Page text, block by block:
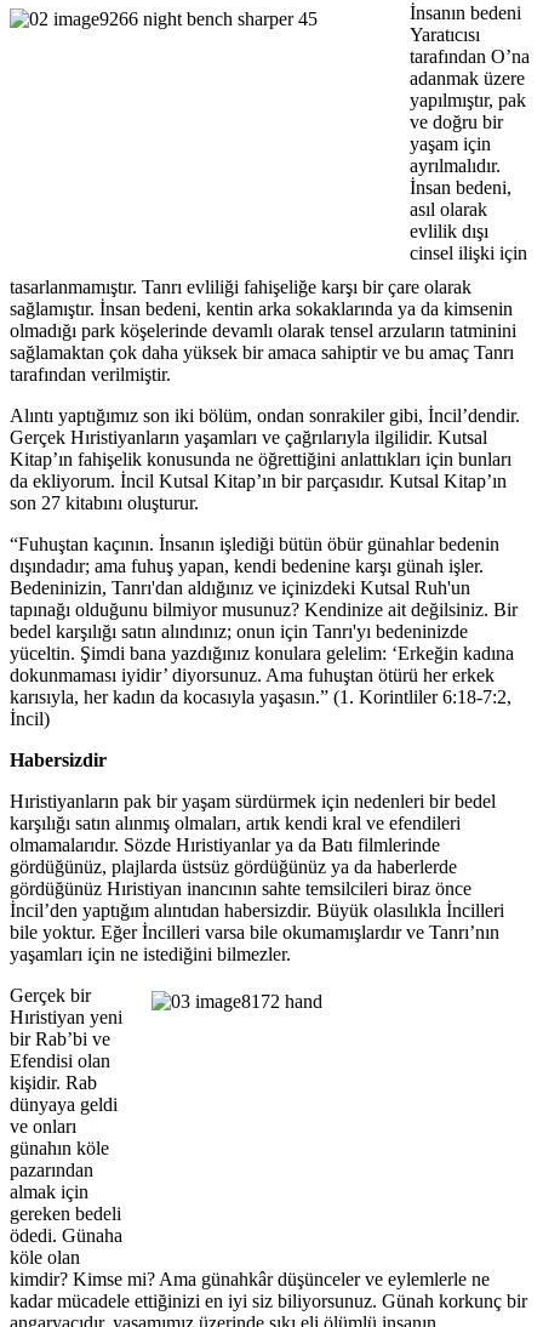
İnsanın bedeni
Yaratıcısı
tarafından O’na
adanmak üzere
yapılmıştır, pak
ve doğru bir
yaşam için
ayrılmalıdır.
İnsan bedeni,
asıl olarak
evlilik dışı
cinsel ilişki için
tasarlanmamıştır. Tanrı evliliği fahişeliğe karşı bir çare olarak
sağlamıştır. İnsan bedeni, kentin arka sokaklarında ya da kimsenin
olmadığı park köşelerinde devamlı olarak tensel arzuların tatminini
sağlamaktan çok daha yüksek bir amaca sahiptir ve bu amaç Tanrı
tarafından verilmiştir.
Alıntı yaptığımız son iki bölüm, ondan sonrakiler gibi, İncil’dendir.
Gerçek Hıristiyanların yaşamları ve çağrılarıyla ilgilidir. Kutsal
Kitap’ın fahişelik konusunda ne öğrettiğini anlattıkları için bunları
da ekliyorum. İncil Kutsal Kitap’ın bir parçasıdır. Kutsal Kitap’ın
son 27 kitabını oluşturur.
“Fuhuştan kaçının. İnsanın işlediği bütün öbür günahlar bedenin
dışındadır; ama fuhuş yapan, kendi bedenine karşı günah işler.
Bedeninizin, Tanrı'dan aldığınız ve içinizdeki Kutsal Ruh'un
tapınağı olduğunu bilmiyor musunuz? Kendinize ait değilsiniz. Bir
bedel karşılığı satın alındınız; onun için Tanrı'yı bedeninizde
yüceltin. Şimdi bana yazdığınız konulara gelelim: ‘Erkeğin kadına
dokunmaması iyidir’ diyorsunuz. Ama fuhuştan ötürü her erkek
karısıyla, her kadın da kocasıyla yaşasın.” (1. Korintliler 6:18-7:2,
İncil)
Habersizdir
Hıristiyanların pak bir yaşam sürdürmek için nedenleri bir bedel
karşılığı satın alınmış olmaları, artık kendi kral ve efendileri
olmamalarıdır. Sözde Hıristiyanlar ya da Batı filmlerinde
gördüğünüz, plajlarda üstsüz gördüğünüz ya da haberlerde
gördüğünüz Hıristiyan inancının sahte temsilcileri biraz önce
İncil’den yaptığım alıntıdan habersizdir. Büyük olasılıkla İncilleri
bile yoktur. Eğer İncilleri varsa bile okumamışlardır ve Tanrı’nın
yaşamları için ne istediğini bilmezler.
Gerçek bir
Hıristiyan yeni
bir Rab’bi ve
Efendisi olan
kişidir. Rab
dünyaya geldi
ve onları
günahın köle
pazarından
almak için
gereken bedeli
ödedi. Günaha
köle olan
kimdir? Kimse mi? Ama günahkâr düşünceler ve eylemlerle ne
kadar mücadele ettiğinizi en iyi siz biliyorsunuz. Günah korkunç bir
angaryacıdır, yaşamımız üzerinde sıkı eli ölümlü insanın